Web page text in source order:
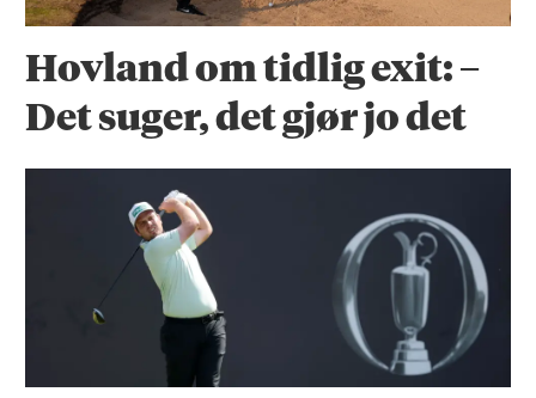
Hovland om tidlig exit: –
Det suger, det gjør jo det